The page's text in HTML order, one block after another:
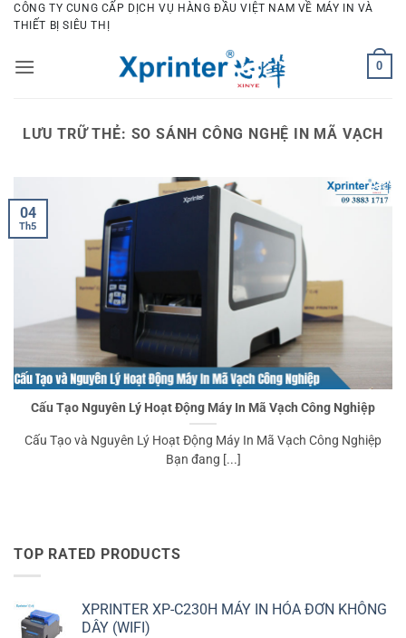
Bỏ
qua
dung
CÔNG TY CUNG CẤP DỊCH VỤ HÀNG ĐẦU VIỆT NAM VỀ MÁY IN VÀ
THIẾT BỊ SIÊU THỊ
0
LƯU TRỮ THẺ: SO SÁNH CÔNG NGHỆ IN MÃ VẠCH
Cấu Tạo Nguyên Lý Hoạt Động Máy In Mã Vạch Công Nghiệp
Cấu Tạo và Nguyên Lý Hoạt Động Máy In Mã Vạch Công Nghiệp
Bạn đang [...]
04
Th5
TOP RATED PRODUCTS
XPRINTER XP-C230H MÁY IN HÓA ĐƠN KHÔNG
DÂY (WIFI)